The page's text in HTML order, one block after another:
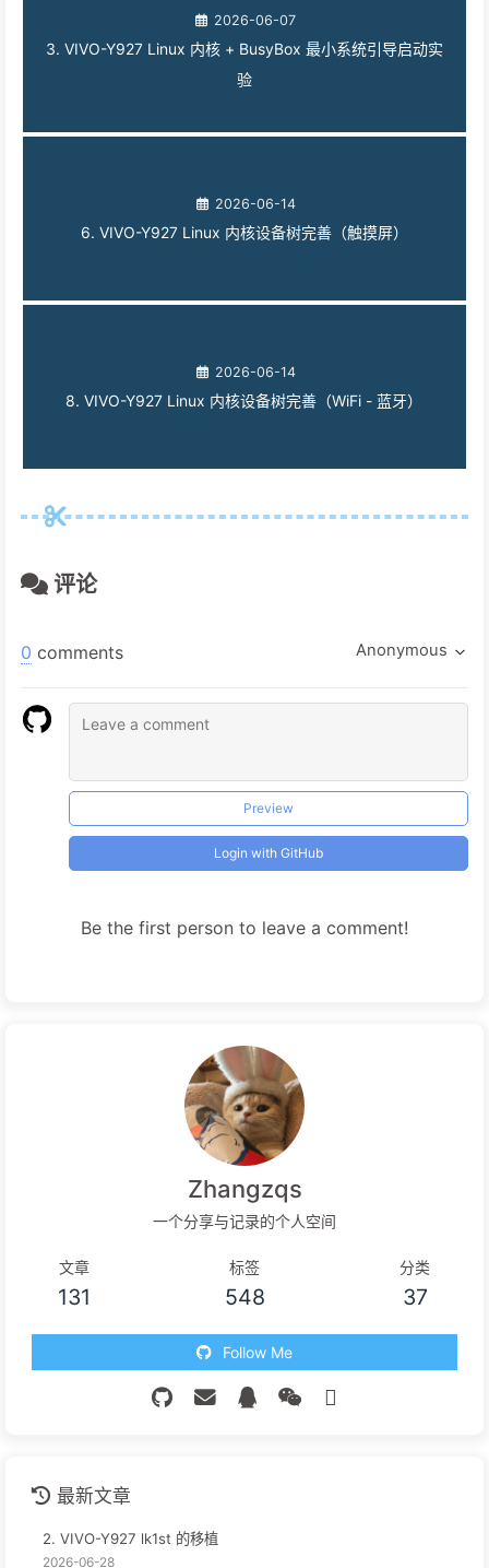
2026-06-07
3. VIVO-Y927 Linux 内核 + BusyBox 最小系统引导启动实
验
2026-06-14
6. VIVO-Y927 Linux 内核设备树完善（触摸屏）
2026-06-14
8. VIVO-Y927 Linux 内核设备树完善（WiFi - 蓝牙）
评论
0 comments Anonymous
Preview
Login with GitHub
Be the first person to leave a comment!
Zhangzqs
一个分享与记录的个人空间
文章
131
标签
548
分类
37
Follow Me
最新文章
2. VIVO-Y927 lk1st 的移植
2026-06-28